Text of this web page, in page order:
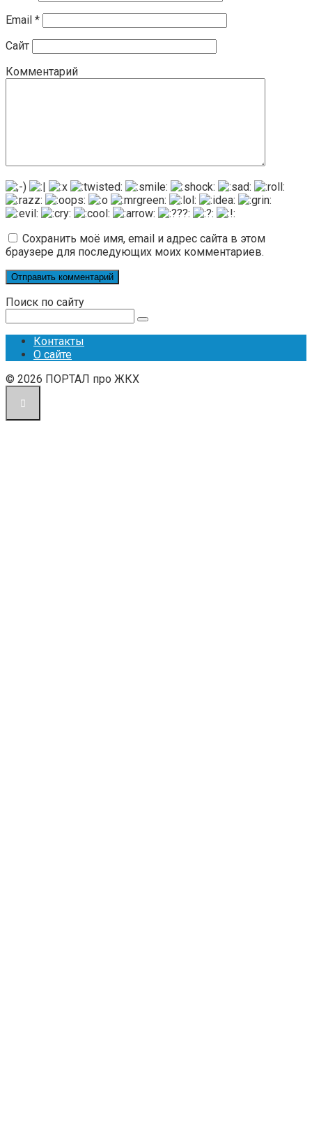
Email *
Сайт
Комментарий
Сохранить моё имя, email и адрес сайта в этом
браузере для последующих моих комментариев.
Поиск по сайту
Контакты
О сайте
© 2026 ПОРТАЛ про ЖКХ